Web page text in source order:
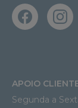
APOIO
Segunda a